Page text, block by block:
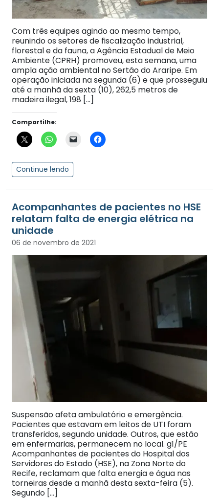
Com três equipes agindo ao mesmo tempo,
reunindo os setores de fiscalização industrial,
florestal e da fauna, a Agência Estadual de Meio
Ambiente (CPRH) promoveu, esta semana, uma
ampla ação ambiental no Sertão do Araripe. Em
operação iniciada na segunda (6) e que prosseguiu
até a manhã da sexta (10), 262,5 metros de
madeira ilegal, 198 […]
Compartilhe:
Continue lendo
Acompanhantes de pacientes no HSE
relatam falta de energia elétrica na
unidade
06 de novembro de 2021
Suspensão afeta ambulatório e emergência.
Pacientes que estavam em leitos de UTI foram
transferidos, segundo unidade. Outros, que estão
em enfermarias, permanecem no local. g1/PE
Acompanhantes de pacientes do Hospital dos
Servidores do Estado (HSE), na Zona Norte do
Recife, reclamam que falta energia e água nas
torneiras desde a manhã desta sexta-feira (5).
Segundo […]